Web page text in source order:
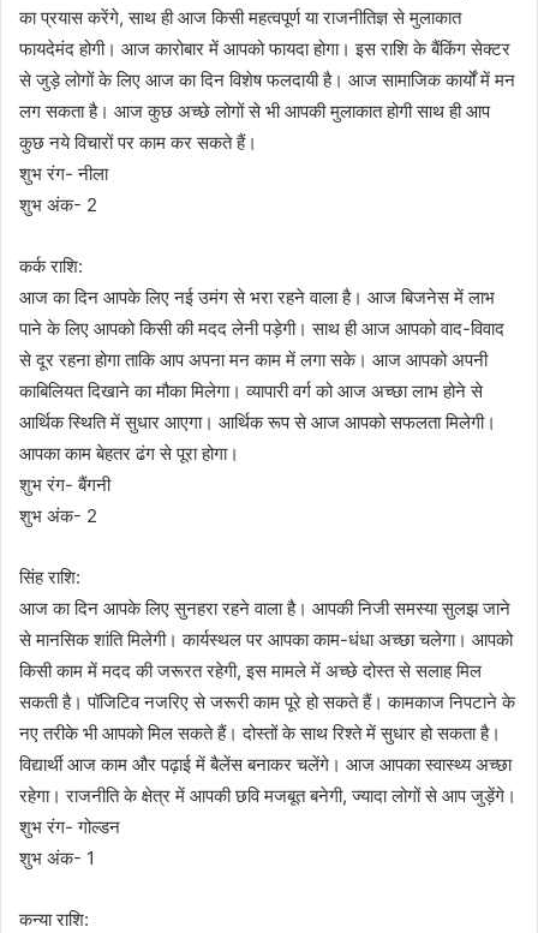
का प्रयास करेंगे, साथ ही आज किसी महत्वपूर्ण या राजनीतिज्ञ से मुलाकात
फायदेमंद होगी। आज कारोबार में आपको फायदा होगा। इस राशि के बैंकिंग सेक्टर
से जुड़े लोगों के लिए आज का दिन विशेष फलदायी है। आज सामाजिक कार्यों में मन
लग सकता है। आज कुछ अच्छे लोगों से भी आपकी मुलाकात होगी साथ ही आप
कुछ नये विचारों पर काम कर सकते हैं।
शुभ रंग- नीला
शुभ अंक- 2
कर्क राशि:
आज का दिन आपके लिए नई उमंग से भरा रहने वाला है। आज बिजनेस में लाभ
पाने के लिए आपको किसी की मदद लेनी पड़ेगी। साथ ही आज आपको वाद-विवाद
से दूर रहना होगा ताकि आप अपना मन काम में लगा सके। आज आपको अपनी
काबिलियत दिखाने का मौका मिलेगा। व्यापारी वर्ग को आज अच्छा लाभ होने से
आर्थिक स्थिति में सुधार आएगा। आर्थिक रूप से आज आपको सफलता मिलेगी।
आपका काम बेहतर ढंग से पूरा होगा।
शुभ रंग- बैंगनी
शुभ अंक- 2
सिंह राशि:
आज का दिन आपके लिए सुनहरा रहने वाला है। आपकी निजी समस्या सुलझ जाने
से मानसिक शांति मिलेगी। कार्यस्थल पर आपका काम-धंधा अच्छा चलेगा। आपको
किसी काम में मदद की जरूरत रहेगी, इस मामले में अच्छे दोस्त से सलाह मिल
सकती है। पॉजिटिव नजरिए से जरूरी काम पूरे हो सकते हैं। कामकाज निपटाने के
नए तरीके भी आपको मिल सकते हैं। दोस्तों के साथ रिश्ते में सुधार हो सकता है।
विद्यार्थी आज काम और पढ़ाई में बैलेंस बनाकर चलेंगे। आज आपका स्वास्थ्य अच्छा
रहेगा। राजनीति के क्षेत्र में आपकी छवि मजबूत बनेगी, ज्यादा लोगों से आप जुड़ेंगे।
शुभ रंग- गोल्डन
शुभ अंक- 1
कन्या राशि: